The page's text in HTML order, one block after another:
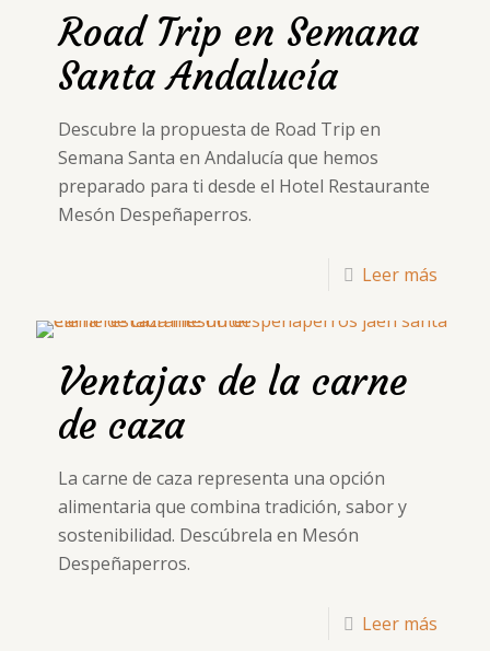
Road Trip en Semana
Santa Andalucía
Descubre la propuesta de Road Trip en
Semana Santa en Andalucía que hemos
preparado para ti desde el Hotel Restaurante
Mesón Despeñaperros.
Leer más
Ventajas de la carne
de caza
La carne de caza representa una opción
alimentaria que combina tradición, sabor y
sostenibilidad. Descúbrela en Mesón
Despeñaperros.
Leer más